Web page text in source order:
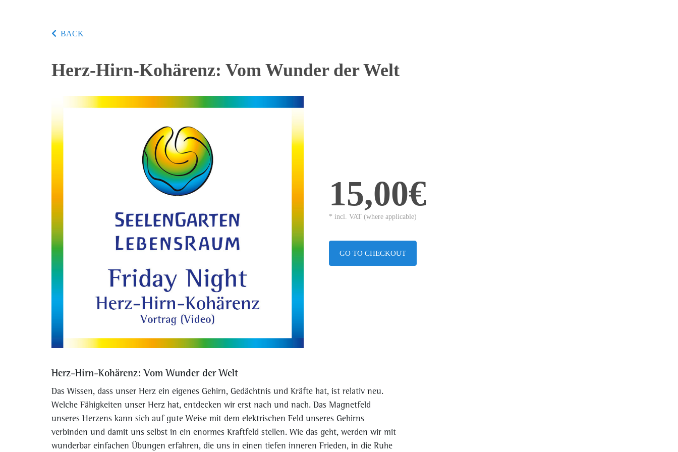
BACK
Herz-Hirn-Kohärenz: Vom Wunder der Welt
15,00€
* incl. VAT (where applicable)
GO TO CHECKOUT
Herz-Hirn-Kohärenz: Vom Wunder der Welt
Das Wissen, dass unser Herz ein eigenes Gehirn, Gedächtnis und Kräfte hat, ist relativ neu.
Welche Fähigkeiten unser Herz hat, entdecken wir erst nach und nach. Das Magnetfeld
unseres Herzens kann sich auf gute Weise mit dem elektrischen Feld unseres Gehirns
verbinden und damit uns selbst in ein enormes Kraftfeld stellen. Wie das geht, werden wir mit
wunderbar einfachen Übungen erfahren, die uns in einen tiefen inneren Frieden, in die Ruhe